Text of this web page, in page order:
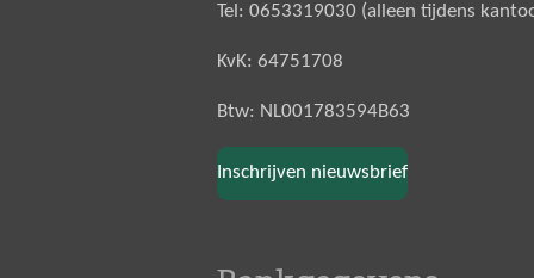
Tel: 0653319030 (alleen tijdens
KvK: 64751708
Btw: NL001783594B63
Inschrijven nieuwsbrief